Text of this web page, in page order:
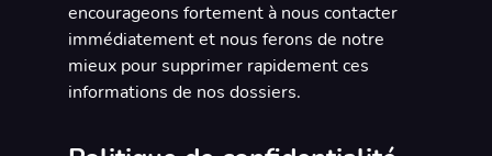
encourageons fortement à nous contacter
immédiatement et nous ferons de notre
mieux pour supprimer rapidement ces
informations de nos dossiers.